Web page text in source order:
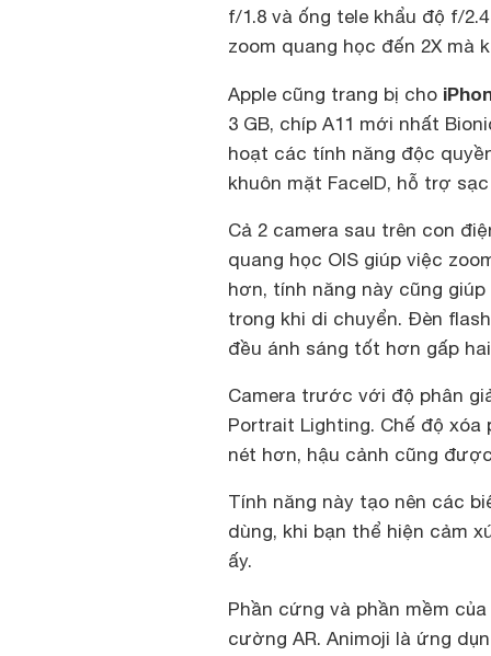
f/1.8 và ống tele khẩu độ f/
zoom quang học đến 2X mà
Apple cũng trang bị cho
3 GB, chíp A11 mới nhất
hoạt các tính năng độc
khuôn mặt FaceID, hỗ trợ
Cả 2 camera sau trên con
quang học OIS giúp việc
hơn, tính năng này cũng
trong khi di chuyển. Đèn
đều ánh sáng tốt hơn gấp
Camera trước với độ phân
Portrait Lighting. Chế độ
nét hơn, hậu cảnh cũng
Tính năng này tạo nên các
dùng, khi bạn thể hiện cảm
ấy.
Phần cứng và phần mềm của
cường AR. Animoji là ứng